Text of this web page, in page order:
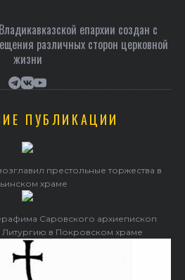
епархии создан c
различных сторон церковной
жизни
ПУБЛИКАЦИИ
престольные торжества в
храме
Саровского архиепископ
в Покровском храме